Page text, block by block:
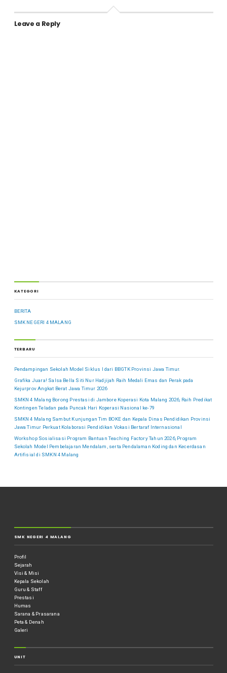
Leave a Reply
KATEGORI
BERITA
SMK NEGERI 4 MALANG
TERBARU
Pendampingan Sekolah Model Siklus I dari BBGTK Provinsi Jawa Timur.
Grafika Juara! Salsa Bella Siti Nur Hadjijah Raih Medali Emas dan Perak pada
Kejurprov Angkat Berat Jawa Timur 2026
SMKN 4 Malang Borong Prestasi di Jambore Koperasi Kota Malang 2026, Raih Predikat
Kontingen Teladan pada Puncak Hari Koperasi Nasional ke-79
SMKN 4 Malang Sambut Kunjungan Tim BOKE dan Kepala Dinas Pendidikan Provinsi
Jawa Timur Perkuat Kolaborasi Pendidikan Vokasi Bertaraf Internasional
Workshop Sosialisasi Program Bantuan Teaching Factory Tahun 2026, Program
Sekolah Model Pembelajaran Mendalam, serta Pendalaman Koding dan Kecerdasan
Artifisial di SMKN 4 Malang
SMK NEGERI 4 MALANG
Profil
Sejarah
Visi & Misi
Kepala Sekolah
Guru & Staff
Prestasi
Humas
Sarana & Prasarana
Peta & Denah
Galeri
UNIT